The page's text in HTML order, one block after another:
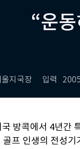
“운
지국장 입력
방콕에서 4년간
프 인생의 전성기